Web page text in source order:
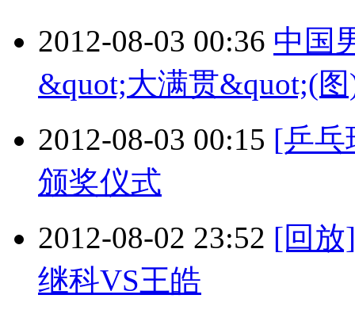
2012-08-03 00:36 中国
&quot;大满贯&quot;(
2012-08-03 00:15 [乒乓
颁奖仪式
2012-08-02 23:52 [回放
继科VS王皓